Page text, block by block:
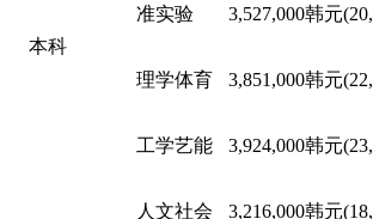
本科
准实验 3,527,000韩元
理学体育 3,851,000韩元
工学艺能 3,924,000韩元
人文社会 3,216,000韩元